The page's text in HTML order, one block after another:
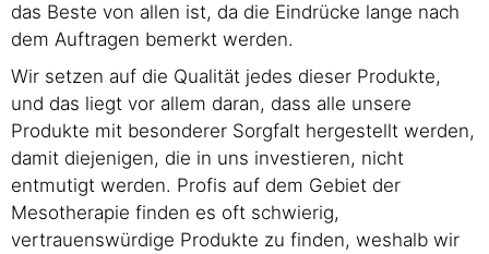
das Beste von allen ist, da die Eindrücke lange nach
dem Auftragen bemerkt werden.
Wir setzen auf die Qualität jedes dieser Produkte,
und das liegt vor allem daran, dass alle unsere
Produkte mit besonderer Sorgfalt hergestellt werden,
damit diejenigen, die in uns investieren, nicht
entmutigt werden. Profis auf dem Gebiet der
Mesotherapie finden es oft schwierig,
vertrauenswürdige Produkte zu finden, weshalb wir